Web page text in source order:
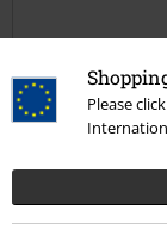
Please
War diese